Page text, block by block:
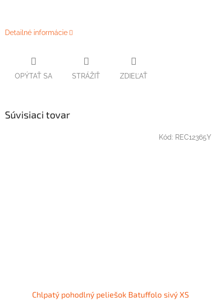
Detailné informácie
OPÝTAŤ SA STRÁŽIŤ ZDIEĽAŤ
Súvisiaci tovar
Chlpatý pohodlný peliešok Batuffolo sivý XS
Kód: REC12365Y